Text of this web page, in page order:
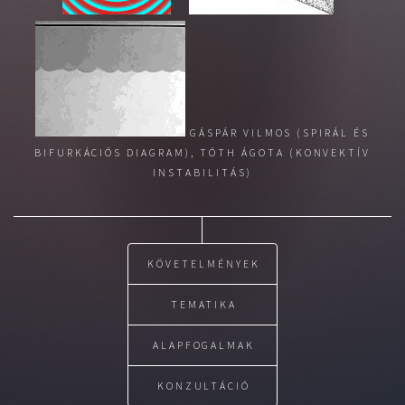
GÁSPÁR VILMOS (SPIRÁL ÉS
BIFURKÁCIÓS DIAGRAM), TÓTH ÁGOTA (KONVEKTÍV
INSTABILITÁS)
KÖVETELMÉNYEK
TEMATIKA
ALAPFOGALMAK
KONZULTÁCIÓ